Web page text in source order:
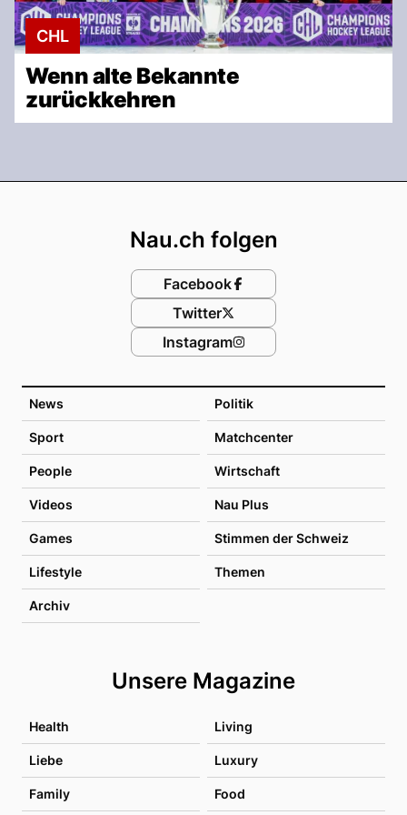
CHL
Wenn alte Bekannte
zurückkehren
News Politik
Sport Matchcenter
People Wirtschaft
Videos Nau Plus
Games Stimmen der Schweiz
Lifestyle Themen
Archiv
Unsere Magazine
Health Living
Liebe Luxury
Family Food
Nau.ch folgen
Facebook
Twitter
Instagram